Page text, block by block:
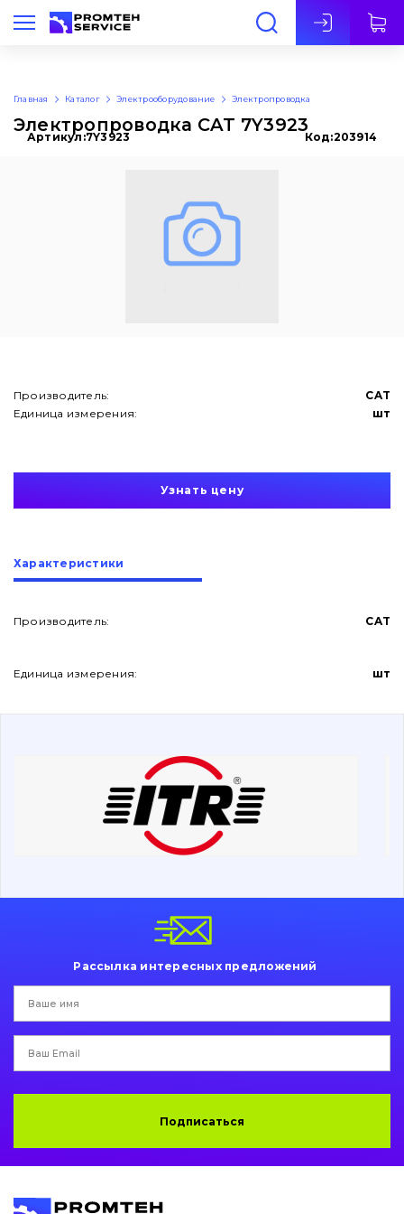
Рус
О нас
Контакты
Вакансии
Фильтры и смазочные материалы
Ножи, режущие кромки
Защита (ковша, адаптера)
Пальци и втулки
Гидравлика
написати
Главная Каталог Электрооборудование Электропроводка
Электропроводка CAT 7Y3923
Артикул:7Y3923 Код:203914
Производитель:
CAT
Единица измерения:
шт
Узнать цену
Характеристики
Производитель: CAT
Единица измерения: шт
Рассылка интересных предложений
Подписаться